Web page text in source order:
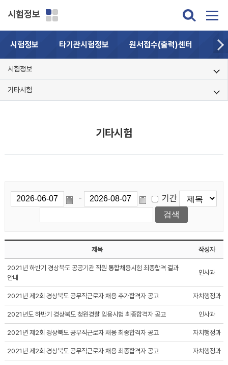
시험정보
시험정보 타기관시험정보 원서접수(출력)센터 자
시험정보
기타시험
기타시험
- 기간
제목 작성자
2021년 하반기 경상북도 공공기관 직원 통합채용시험 최종합격 결과
안내
인사과
2021년 제2회 경상북도 공무직근로자 채용 추가합격자 공고 자치행정과
2021년도 하반기 경상북도 청원경찰 임용시험 최종합격자 공고 인사과
2021년 제2회 경상북도 공무직근로자 채용 최종합격자 공고 자치행정과
2021년 제2회 경상북도 공무직근로자 채용 최종합격자 공고 자치행정과